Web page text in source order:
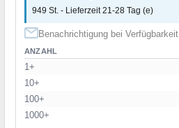
949 St. - Lieferzeit 21-28 Tag (e)
Benachrichtigung bei Verfügbarkeit
ANZAHL
1+
10+
100+
1000+